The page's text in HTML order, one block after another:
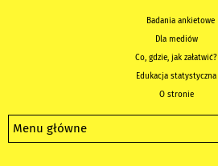
Badania ankietowe
Dla mediów
Co, gdzie, jak załatwić?
Edukacja statystyczna
O stronie
Menu główne